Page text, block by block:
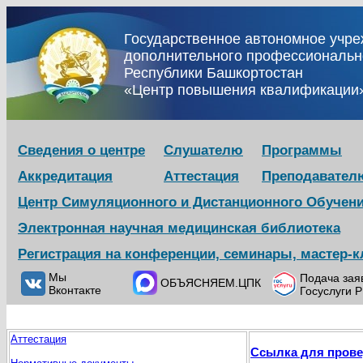
Государственное автономное
дополнительного
Республики Башкортостан
«Центр повышения
Сведения о центре Слушателю
Программы
Аккредитация
Аттестация
Центр Симуляционного и Дистанционного
Электронная научная медицинская библиотека
Регистрация на конференции, семинары,
Мы
Вконтакте
ОБЪЯСНЯЕМ.ЦПК
Подача
Госуслуги
Аттестация
Ссылка для